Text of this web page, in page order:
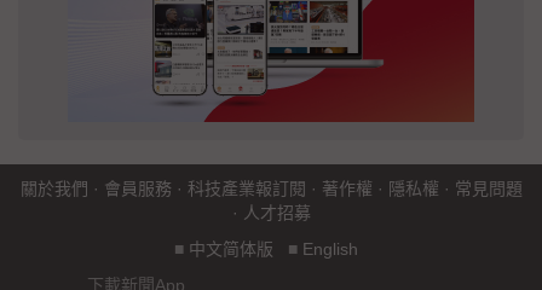
關於我們 · 會員服務 · 科技產業報訂閱 · 著作權 · 隱私權 · 常見問題
· 人才招募
■ 中文简体版 ■ English
下載新聞App